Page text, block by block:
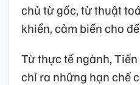
chủ từ gốc, từ thuật
khiển, cảm biến cho
Từ thực tế ngành,
chỉ ra những hạn chế